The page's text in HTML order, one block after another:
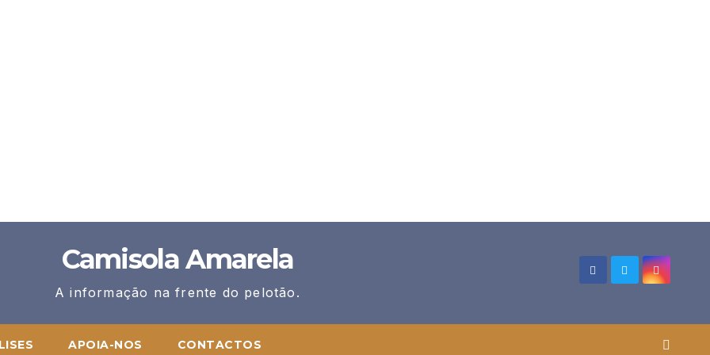
Camisola Amarela
A informação na frente do pelotão.
APOIA-NOS CONTACTOS